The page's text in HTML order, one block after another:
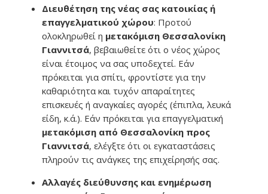
Διευθέτηση της νέας σας κατοικίας ή
επαγγελματικού χώρου: Προτού
ολοκληρωθεί η μετακόμιση Θεσσαλονίκη
Γιαννιτσά, βεβαιωθείτε ότι ο νέος χώρος
είναι έτοιμος να σας υποδεχτεί. Εάν
πρόκειται για σπίτι, φροντίστε για την
καθαριότητα και τυχόν απαραίτητες
επισκευές ή αναγκαίες αγορές (έπιπλα, λευκά
είδη, κ.ά.). Εάν πρόκειται για επαγγελματική
μετακόμιση από Θεσσαλονίκη προς
Γιαννιτσά, ελέγξτε ότι οι εγκαταστάσεις
πληρούν τις ανάγκες της επιχείρησής σας.
Αλλαγές διεύθυνσης και ενημέρωση